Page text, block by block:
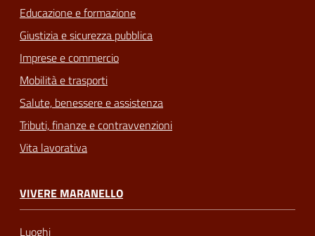
Educazione e formazione
Giustizia e sicurezza pubblica
Imprese e commercio
Mobilità e trasporti
Salute, benessere e assistenza
Tributi, finanze e contravvenzioni
Vita lavorativa
VIVERE MARANELLO
Luoghi